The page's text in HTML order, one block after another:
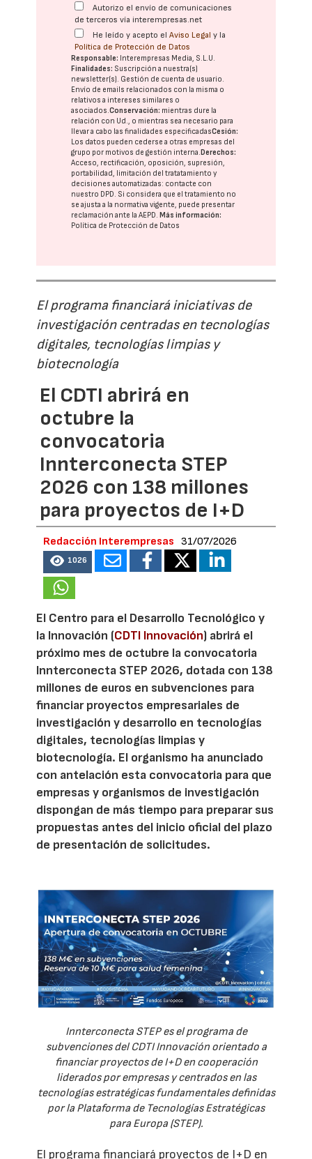
Autorizo el envío de comunicaciones
de terceros vía interempresas.net
He leído y acepto elAviso Legal y la
Política de Protección de Datos
Responsable: Interempresas Media, S.L.U.
Finalidades: Suscripción a nuestra(s)
newsletter(s). Gestión de cuenta de usuario.
Envío de emails relacionados con la misma o
relativos a intereses similares o
asociados.Conservación: mientras dure la
relación con Ud., o mientras sea necesario para
llevar a cabo las finalidades especificadasCesión:
Los datos pueden cederse a otras empresas del
grupo por motivos de gestión interna. Derechos:
Acceso, rectificación, oposición, supresión,
portabilidad, limitación del tratatamiento y
decisiones automatizadas: contacte con
nuestro DPD. Si considera que el tratamiento no
se ajusta a la normativa vigente, puede presentar
reclamación ante laAEPD. Más información:
Política de Protección de Datos
El programa financiará iniciativas de
investigación centradas en tecnologías
digitales, tecnologías limpias y
biotecnología
El CDTI abrirá en
octubre la
convocatoria
Innterconecta STEP
2026 con 138 millones
para proyectos de I+D
Redacción Interempresas 31/07/2026
1026
El Centro para el Desarrollo Tecnológico y
la Innovación (CDTI Innovación) abrirá el
próximo mes de octubre la convocatoria
Innterconecta STEP 2026, dotada con 138
millones de euros en subvenciones para
financiar proyectos empresariales de
investigación y desarrollo en tecnologías
digitales, tecnologías limpias y
biotecnología. El organismo ha anunciado
con antelación esta convocatoria para que
empresas y organismos de investigación
dispongan de más tiempo para preparar sus
propuestas antes del inicio oficial del plazo
de presentación de solicitudes.
Innterconecta STEP es el programa de
subvenciones del CDTI Innovación orientado a
financiar proyectos de I+D en cooperación
liderados por empresas y centrados en las
tecnologías estratégicas fundamentales definidas
por la Plataforma de Tecnologías Estratégicas
para Europa (STEP).
El programa financiará proyectos de I+D en